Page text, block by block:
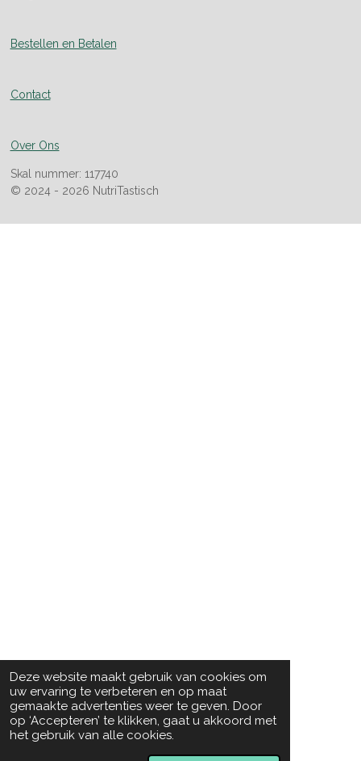
Deze website maakt gebruik van cookies om
uw ervaring te verbeteren en op maat
gemaakte advertenties weer te geven. Door
op ‘Accepteren’ te klikken, gaat u akkoord met
het gebruik van alle cookies.
Bestellen en Betalen
Contact
Over Ons
Skal nummer: 117740
© 2024 - 2026 NutriTastisch